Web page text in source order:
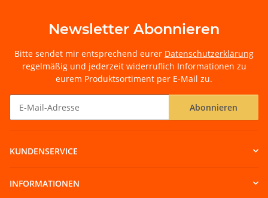
Newsletter Abonnieren
Bitte sendet mir entsprechend eurer Datenschutzerklärung
regelmäßig und jederzeit widerruflich Informationen zu
eurem Produktsortiment per E-Mail zu.
Abonnieren
KUNDENSERVICE
INFORMATIONEN